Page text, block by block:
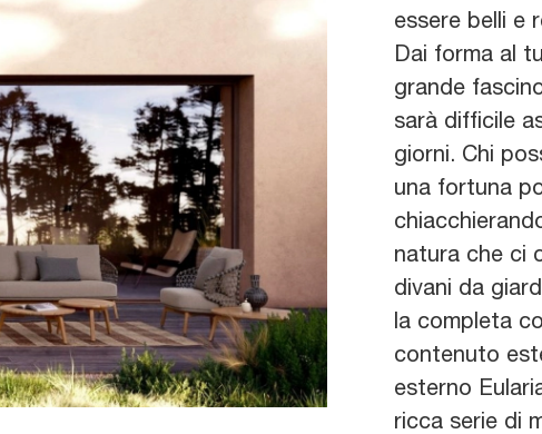
essere belli e
Dai forma al
grande
sarà difficile
giorni. Chi
una fortuna
natura che ci
divani da
la completa
contenuto
esterno
ricca serie di